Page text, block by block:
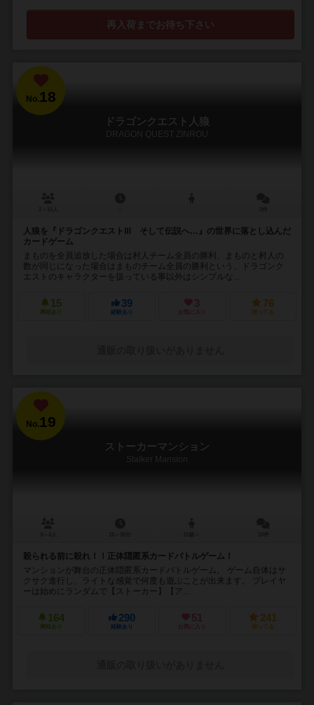
再入荷までお待ち下さい
No.18
ドラゴンクエスト人狼
DRAGON QUEST ZINROU
人狼を『ドラゴンクエストⅢ そして伝説へ…』の世界に落とし込んだ
カードゲーム
まものを全員追放した場合は村人チーム全員の勝利、まものと村人の
数が同じになった場合はまものチーム全員の勝利という、ドラゴンク
エストのキャラクターを扱っている事以外はシンプルな...
15
興味あり
39
経験あり
3
お気に入り
76
持ってる
No.19
ストーカーマンション
Stalker Mansion
殺られる前に殺れ！！正体隠匿系カードバトルゲーム！
マンションが舞台の正体隠匿系カードバトルゲーム。 ゲーム自体はサ
クサク進行し、ライトな感覚で何度も遊ぶことが出来ます。 プレイヤ
ーは始めにランダムで【ストーカー】【ア...
164
興味あり
290
経験あり
51
お気に入り
241
持ってる